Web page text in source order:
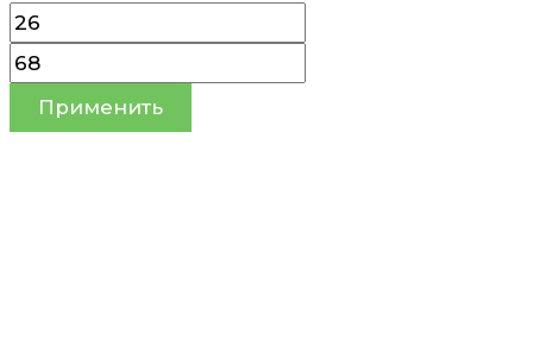
Применить